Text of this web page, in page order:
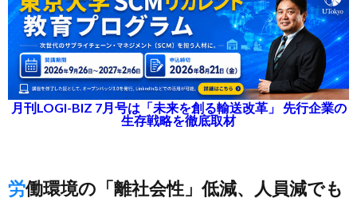
月刊LOGI-BIZ 7月号は「未来を創る輸送改革」 先行企業の
生存戦略を徹底取材
労働環境の「離社会性」低減、人員減でも